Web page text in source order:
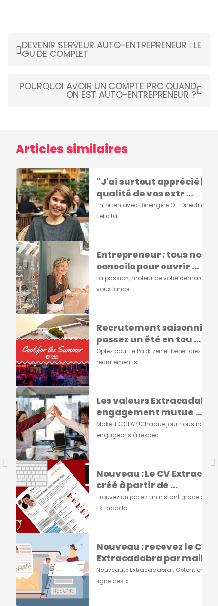
DEVENIR SERVEUR AUTO-ENTREPRENEUR : LE
GUIDE COMPLET
POURQUOI AVOIR UN COMPTE PRO QUAND
ON EST AUTO-ENTREPRENEUR ?
Articles similaires
"J'ai surtout apprécié la
qualité de vos extr ...
Entretien avec Bérengére O - Directrice
FelicitàL ...
Entrepreneur : tous nos
conseils pour ouvrir ...
La passion, moteur de votre
vous lance ...
Recrutement saisonnier :
passez un été en tou ...
Optez pour Le Pack zen et bénéficiez d'un
recrutement s ...
Les valeurs
engagement mutue ...
Make it CCLAP !Chaque jour nous nous
engageons à respec ...
Nouveau : Le CV
créé à partir de ...
Trouvez un job en un instant grâce à
Extracada ...
Nouveau : recevez le CV
Extracadabra par mail ...
Nouveauté Extracadabra : Obtention du
ligne des c ...